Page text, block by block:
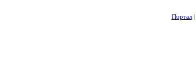
Портал|